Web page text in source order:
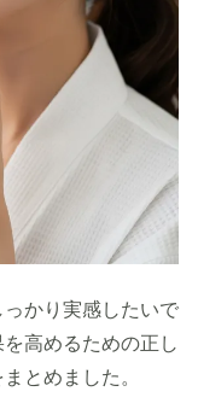
かり実感したいで
高めるための正し
とめました。